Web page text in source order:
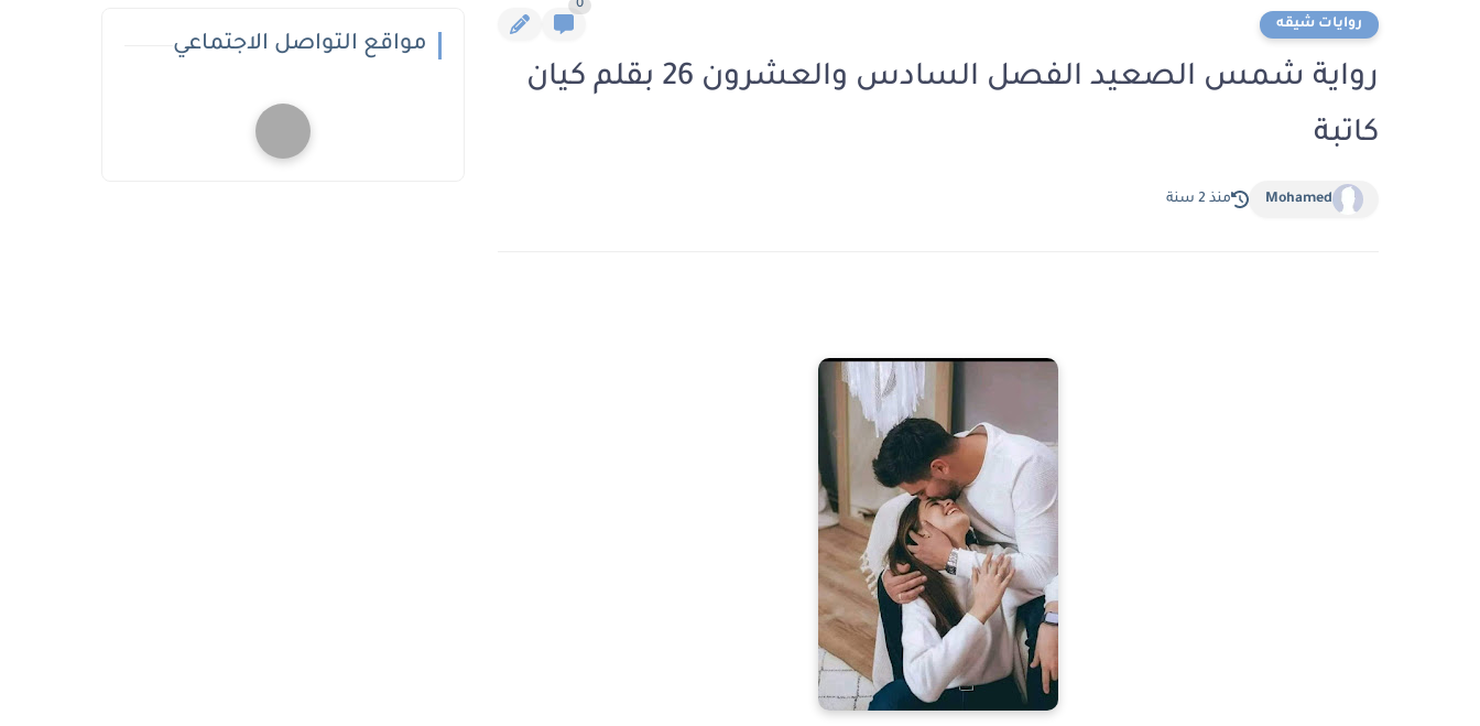
روايات شيقه
0
رواية شمس الصعيد الفصل السادس والعشرون 26 بقلم كيان
كاتبة
Mohamed منذ 2 سنة
مواقع التواصل الاجتماعي